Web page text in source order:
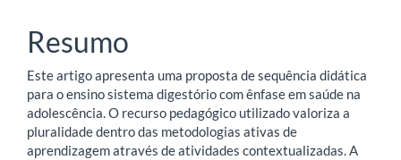
Resumo
Este artigo apresenta uma proposta de sequência didática
para o ensino sistema digestório com ênfase em saúde na
adolescência. O recurso pedagógico utilizado valoriza a
pluralidade dentro das metodologias ativas de
aprendizagem através de atividades contextualizadas. A